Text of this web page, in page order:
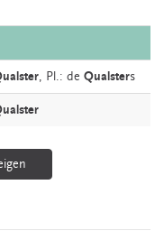
, Pl.: de Qualsters